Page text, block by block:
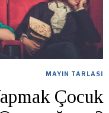
MAYIN TARLASI
Çocuk